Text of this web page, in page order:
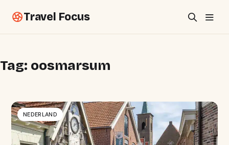
Travel Focus
Tag: oosmarsum
NEDERLAND